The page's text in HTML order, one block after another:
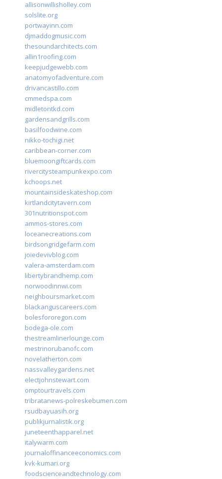
allisonwillisholley.com
solslite.org
portwayinn.com
djmaddogmusic.com
thesoundarchitects.com
allin1roofing.com
keepjudgewebb.com
anatomyofadventure.com
drivancastillo.com
cmmedspa.com
midletontkd.com
gardensandgrills.com
basilfoodwine.com
nikko-tochigi.net
caribbean-corner.com
bluemoongiftcards.com
rivercitysteampunkexpo.com
kchoops.net
mountainsideskateshop.com
kirtlandcitytavern.com
301nutritionspot.com
ammos-stores.com
loceanecreations.com
birdsongridgefarm.com
joiedevivblog.com
valera-amsterdam.com
libertybrandhemp.com
norwoodinnwi.com
neighboursmarket.com
blackanguscareers.com
bolesfororegon.com
bodega-ole.com
thestreamlinerlounge.com
mestrinorubanofc.com
novelatherton.com
nassvalleygardens.net
electjohnstewart.com
omptourtravels.com
tribratanews-polreskebumen.com
rsudbayuasih.org
publikjurnalistik.org
juneteenthapparel.net
italywarm.com
journaloffinanceeconomics.com
kvk-kumari.org
foodscienceandtechnology.com